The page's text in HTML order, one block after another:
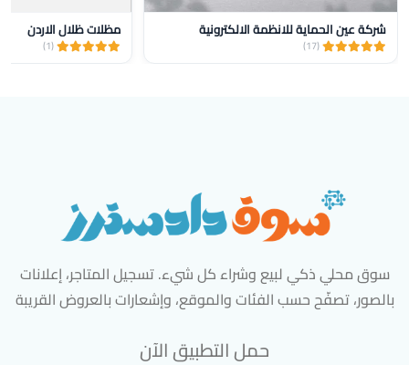
شركة عين الحماية للانظمة الالكترونية
(17)
مظلات ظلال الاردن
(1)
سوق محلي ذكي لبيع وشراء كل شيء. تسجيل المتاجر، إعلانات
بالصور، تصفّح حسب الفئات والموقع، وإشعارات بالعروض القريبة
حمل التطبيق الآن